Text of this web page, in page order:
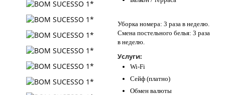
Уборка номера: 3 раза в неделю.
Смена постельного белья: 3 раза
в неделю.
Услуги:
Wi-Fi
Сейф (платно)
Обмен валюты